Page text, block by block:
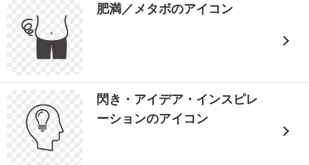
肥満／メタボのアイコン
閃き・アイデア・インスピレ
ーションのアイコン